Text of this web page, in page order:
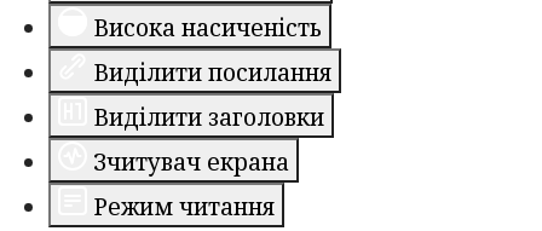
Висока насиченість
Виділити посилання
Виділити заголовки
Зчитувач екрана
Режим читання